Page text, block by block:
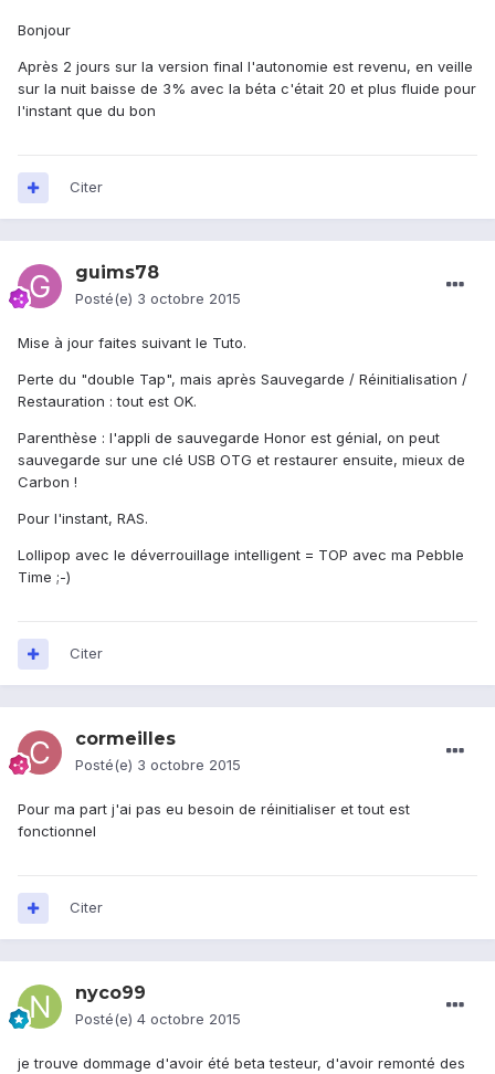
Bonjour
Après 2 jours sur la version final l'autonomie est revenu, en veille
sur la nuit baisse de 3% avec la béta c'était 20 et plus fluide pour
l'instant que du bon
Citer
guims78
Posté(e) 3 octobre 2015
Mise à jour faites suivant le Tuto.
Perte du "double Tap", mais après Sauvegarde / Réinitialisation /
Restauration : tout est OK.
Parenthèse : l'appli de sauvegarde Honor est génial, on peut
sauvegarde sur une clé USB OTG et restaurer ensuite, mieux de
Carbon !
Pour l'instant, RAS.
Lollipop avec le déverrouillage intelligent = TOP avec ma Pebble
Time ;-)
Citer
cormeilles
Posté(e) 3 octobre 2015
Pour ma part j'ai pas eu besoin de réinitialiser et tout est
fonctionnel
Citer
nyco99
Posté(e) 4 octobre 2015
je trouve dommage d'avoir été beta testeur, d'avoir remonté des